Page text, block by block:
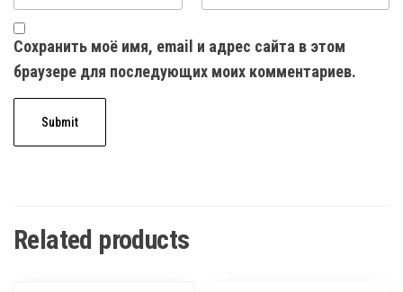
Сохранить моё имя, email и адрес сайта в этом
браузере для последующих моих комментариев.
Related products